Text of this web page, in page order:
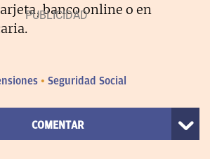
banco online o en
Seguridad Social
COMENTAR